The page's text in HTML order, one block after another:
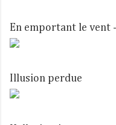
En emportant le vent
Illusion perdue